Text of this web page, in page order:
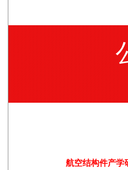
航空结构件产学